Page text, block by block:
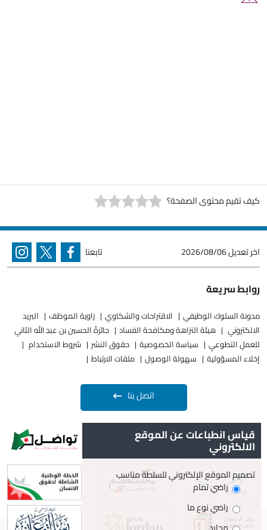
قياس انطباعات عن الموقع
الالكتروني
تصميم الموقع الإلكتروني للسلطة مناسب
راضي تمام
راضي نوع ما
كيف تقيم محتوى الصفحة؟
اخر تعديل2026/08/06 تابعنا
روابط سريعة
مدونة السلوك الوظيفي الاقتراحات والشكاوي زاوية الموظف
البريد
الالكتروني
هيئة النزاهة ومكافحة الفساد
جائزةُ الحسين بن عبدِ الله الثاني
للعملِ التطوعيِ
سياسة الخصوصية حقوق النشر
شروط الاستخدام
إخلاء المسؤولية
سهولة الوصول ملفات الارتباط
اتصل بنا